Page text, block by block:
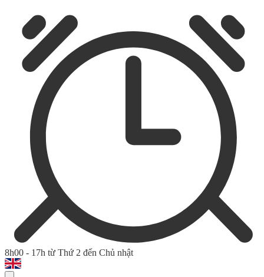
8h00 - 17h từ Thứ 2 đến Chủ nhật